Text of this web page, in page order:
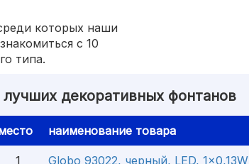
которых наши
с 10
типа.
лучших декоративных фонтанов
наименование товара
1 Globo 93022, черный, LED, 1x0,13W